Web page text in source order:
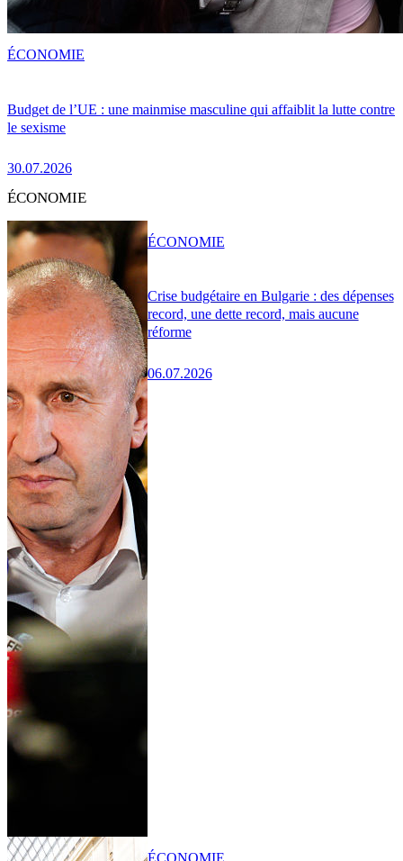
Budget de l’UE : une mainmise masculine qui affaiblit la lutte contre
le sexisme
30.07.2026
ÉCONOMIE
ÉCONOMIE
Crise budgétaire en Bulgarie : des dépenses
record, une dette record, mais aucune
réforme
06.07.2026
ÉCONOMIE
ÉCONOMIE